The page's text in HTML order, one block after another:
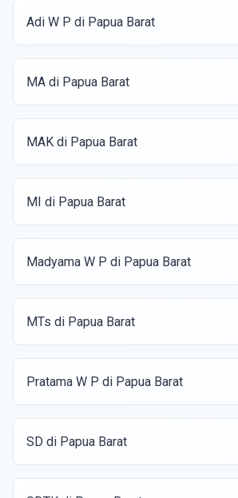
Adi W P di Papua Barat
MA di Papua Barat
MAK di Papua Barat
MI di Papua Barat
Madyama W P di Papua Barat
MTs di Papua Barat
Pratama W P di Papua Barat
SD di Papua Barat